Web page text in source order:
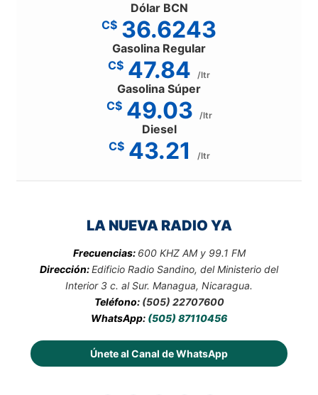
Dólar BCN
C$ 36.6243
Gasolina Regular
C$ 47.84 /ltr
Gasolina Súper
C$ 49.03 /ltr
Diesel
C$ 43.21 /ltr
LA NUEVA RADIO YA
Frecuencias: 600 KHZ AM y 99.1 FM
Dirección:Edificio Radio Sandino, del Ministerio del
Interior 3 c. al Sur. Managua, Nicaragua.
Teléfono: (505) 22707600
WhatsApp: (505) 87110456
Únete al Canal de WhatsApp